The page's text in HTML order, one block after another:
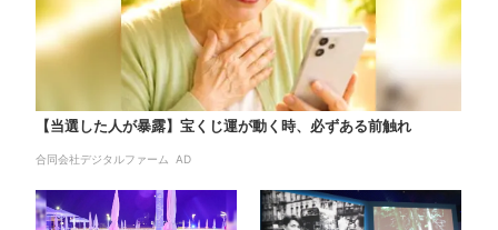
【当選した人が暴露】宝くじ運が動く時、必ずある前触れ
合同会社デジタルファーム AD